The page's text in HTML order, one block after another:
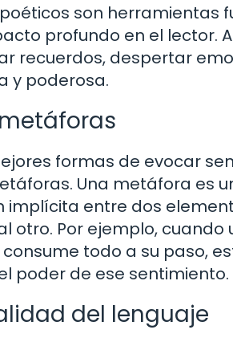
poéticos son
profundo en el lector.
recuerdos, despertar
y poderosa.
formas de evocar
Una metáfora es
entre dos
otro. Por ejemplo,
todo a su paso,
poder de ese sentimiento.
del lenguaje